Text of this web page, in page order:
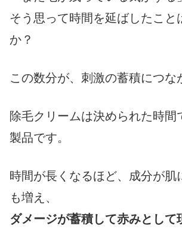
そう思って時間を延ばしたこと
か？
この数分が、刺激の蓄積につな
除毛クリームは決められた時間
製品です。
時間が長くなるほど、成分が肌
も増え、
ダメージが蓄積して赤みとして